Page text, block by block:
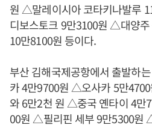
원 △말레이시아 코타키나발루
디보스토크 9만3100원 △대양
10만8100원 등이다.
부산 김해국제공항에서 출발하
카 4만9700원 △오사카 5만
와 6만2천 원 △중국 옌타이 4
00원 △필리핀 세부 9만5300원